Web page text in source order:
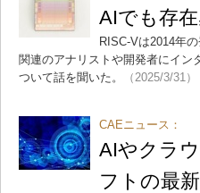
AIでも存
RISC-Vは2014年
関連のアナリストや開発者にイン
ついて話を聞いた。
（2025/3/31）
CAEニュース：
AIやクラ
フトの最